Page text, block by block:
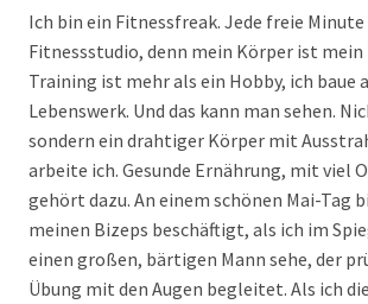
Ich bin ein Fitnessfreak. Jede freie Minute
Fitnessstudio, denn mein Körper ist mein
Training ist mehr als ein Hobby, ich baue
Lebenswerk. Und das kann man sehen.
sondern ein drahtiger Körper mit
arbeite ich. Gesunde Ernährung, mit viel
gehört dazu. An einem schönen Mai-Tag
meinen Bizeps beschäftigt, als ich im
einen großen, bärtigen Mann sehe, der
Übung mit den Augen begleitet. Als ich